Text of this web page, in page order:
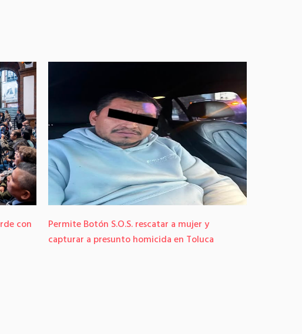
con
Permite Botón S.O.S. rescatar a mujer y
capturar a presunto homicida en Toluca